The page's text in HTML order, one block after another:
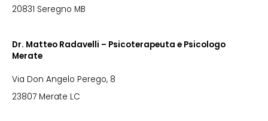
20831 Seregno MB
Dr. Matteo Radavelli – Psicoterapeuta e Psicologo
Merate
Via Don Angelo Perego, 8
23807 Merate LC